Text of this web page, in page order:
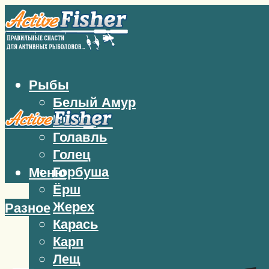
Рыбы
Белый Амур
Бычок
Голавль
Голец
Горбуша
Ёрш
Жерех
Карась
Карп
Лещ
Меню
Разное